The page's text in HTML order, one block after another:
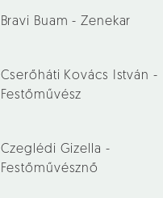
Bravi Buam - Zenekar
Cserőháti Kovács István -
Festőművész
Czeglédi Gizella -
Festőművésznő